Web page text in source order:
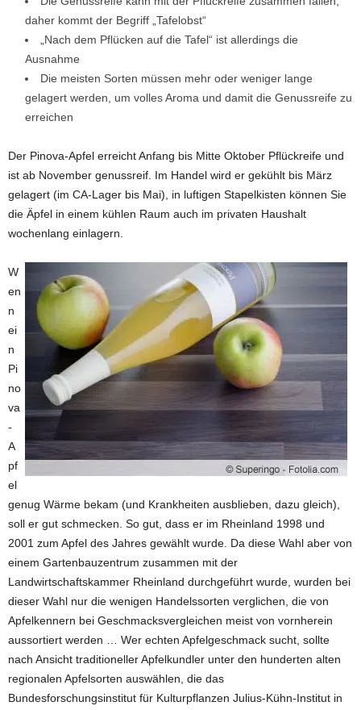
daher kommt der Begriff „Tafelobst“
„Nach dem Pflücken auf die Tafel“ ist allerdings die
Ausnahme
Die meisten Sorten müssen mehr oder weniger lange
gelagert werden, um volles Aroma und damit die Genussreife zu
erreichen
Der Pinova-Apfel erreicht Anfang bis Mitte Oktober Pflückreife und
ist ab November genussreif. Im Handel wird er gekühlt bis März
gelagert (im CA-Lager bis Mai), in luftigen Stapelkisten können Sie
die Äpfel in einem kühlen Raum auch im privaten Haushalt
wochenlang einlagern.
W
en
n
ei
n
Pi
no
va
-
A
pf
el
genug Wärme bekam (und Krankheiten ausblieben, dazu gleich),
soll er gut schmecken. So gut, dass er im Rheinland 1998 und
2001 zum Apfel des Jahres gewählt wurde. Da diese Wahl aber von
einem Gartenbauzentrum zusammen mit der
Landwirtschaftskammer Rheinland durchgeführt wurde, wurden bei
dieser Wahl nur die wenigen Handelssorten verglichen, die von
Apfelkennern bei Geschmacksvergleichen meist von vornherein
aussortiert werden … Wer echten Apfelgeschmack sucht, sollte
nach Ansicht traditioneller Apfelkundler unter den hunderten alten
regionalen Apfelsorten auswählen, die das
Bundesforschungsinstitut für Kulturpflanzen Julius-Kühn-Institut in